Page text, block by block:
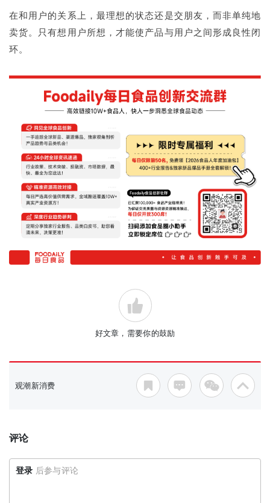
在和用户的关系上，最理想的状态还是交朋友，而非单纯地
卖货。只有想用户所想，才能使产品与用户之间形成良性闭
环。
好文章，需要你的鼓励
观潮新消费
评论
登录 后参与评论